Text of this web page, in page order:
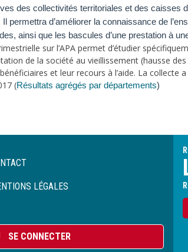
des collectivités territoriales et des caisses
Il permettra d’améliorer la connaissance de
ainsi que les bascules d’une prestation à
sur l’APA permet d’étudier
de la société au vieillissement (hausse
et leur recours à l’aide. La
(Résultats agrégés par départements)
LÉGALES
SE CONNECTER